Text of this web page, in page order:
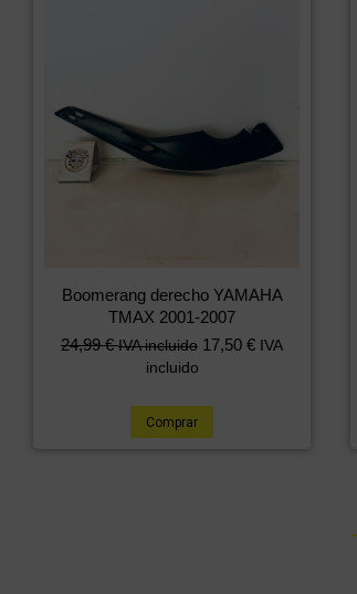
Boomerang derecho YAMAHA
TMAX 2001-2007
24,99€ IVA incluido 17,50 € IVA
incluido
Comprar